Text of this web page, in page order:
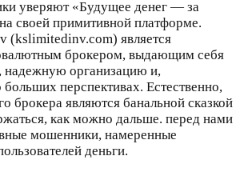
уверяют «Будущее денег — за
своей примитивной платформе.
(kslimitedinv.com) является
брокером, выдающим себя
надежную организацию и,
перспективах. Естественно,
брокера являются банальной сказкой
как можно дальше. перед нами
мошенники, намеренные
деньги.